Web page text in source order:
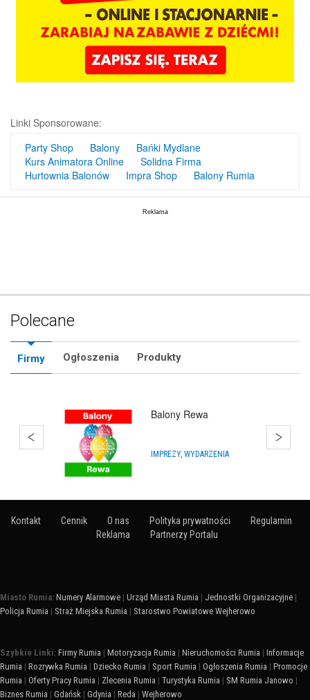
Linki Sponsorowane:
Party Shop
Balony
Bańki Mydlane
Kurs Animatora Online
Solidna Firma
Hurtownia Balonów
Impra Shop Balony Rumia
Polecane
Firmy Ogłoszenia Produkty
Hurtownia Balonów
HURTOWNIE
Kontakt Cennik O nas Polityka prywatności
Regulamin
Reklama
Partnerzy Portalu
Miasto Rumia: Numery Alarmowe | Urząd Miasta Rumia | Jednostki Organizacyjne |
Policja Rumia | Straż Miejska Rumia | Starostwo Powiatowe Wejherowo
Szybkie Linki: Firmy Rumia | Motoryzacja Rumia | Nieruchomości Rumia | Informacje
Rumia | Rozrywka Rumia | Dziecko Rumia | Sport Rumia | Ogłoszenia Rumia | Promocje
Rumia | Oferty Pracy Rumia | Zlecenia Rumia | Turystyka Rumia | SM Rumia Janowo |
Biznes Rumia | Gdańsk | Gdynia | Reda | Wejherowo